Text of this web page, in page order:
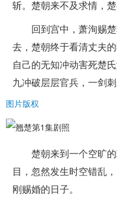
斩。楚朝来不及求情，
回到宫中，萧洵赐
去，楚朝终于看清丈夫
自己的无知冲动害死楚
九冲破层层官兵，一剑刺
图片版权
楚朝来到一个空旷
目，忽然发生时空错乱
刚赐婚的日子。